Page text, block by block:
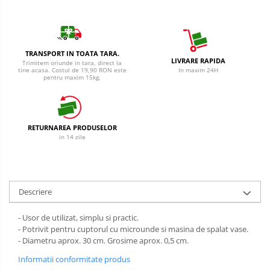
Detergent Vase Pentru Masina
Detergent Vase Manual
Solutie Clatire Vase
Folie Si Pungi Alimentare
Lavete Si Bureti
Curatenie Bucatarie
Diverse pentru bucatarie
Cif Spray Baie
Detartrant WC
Dezinfectant Baie
Spuma Si Geluri De Barbierit
Protectie Insecte
Betisoare de Urechi
Ingrijire Intima
Aparat de ras
Aparat de Ras Gillette
Absorbante & Tampoane
Absorbante
Absorbante Zilnice
Tampoane
Benzi Depilatoare
TRANSPORT IN TOATA TARA.
Trimitem oriunde in tara, direct la
tine acasa. Costul de 19,90 RON este
pentru maxim 15kg.
LIVRARE RAPIDA
In maxim 24H
RETURNAREA PRODUSELOR
in 14 zile
Descriere
- Usor de utilizat, simplu si practic.
- Potrivit pentru cuptorul cu microunde si masina de spalat vase.
- Diametru aprox. 30 cm. Grosime aprox. 0,5 cm.
Informatii conformitate produs